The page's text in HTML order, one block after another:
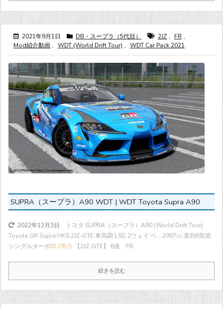
2021年9月1日 DB・スープラ（5代目） 2JZ , FR ,
Mod紹介動画 , WDT (World Drift Tour) , WDT Car Pack 2021
SUPRA（スープラ）A90 WDT | WDT Toyota Supra A90
2022年12月3日
トヨタ SUPRA（スープラ）A90 (World Drift Tour)
Toyota GR Supra HKS 2JZ-GTE 車高調 LSD 2ウェイ ベ ...2997cc 直列6気筒
シングルターボ811馬力 【2JZ-GTE】 6速 FR
続きを読む